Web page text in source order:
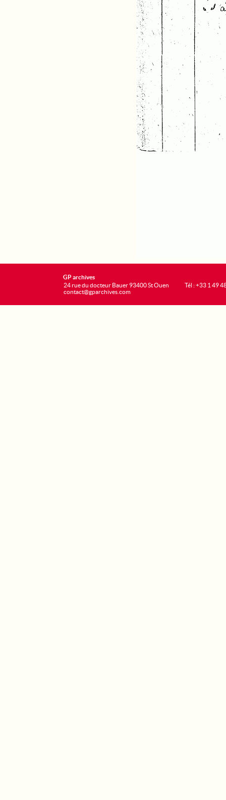
GP archives
24 rue du docteur Bauer 93400 St Ouen
contact@gparchives.com
Tél : +33 1 49